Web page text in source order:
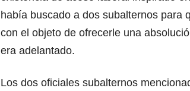
había buscado a dos subalternos para
con el objeto de ofrecerle una
era adelantado.
Los dos oficiales subalternos